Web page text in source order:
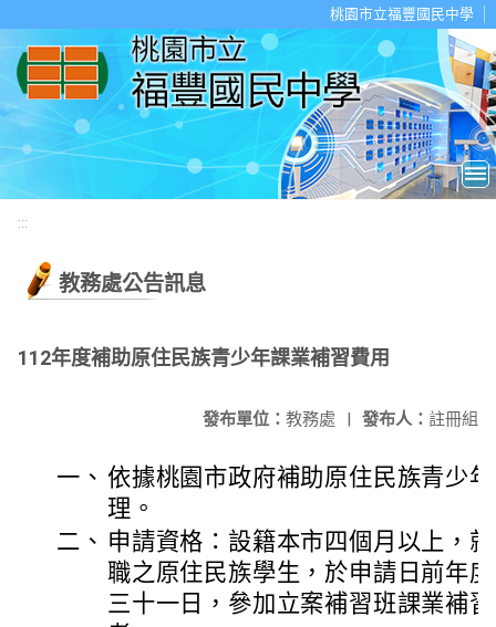
桃園市立福豐國民中學
:::
教務處公告訊息
112年度補助原住民族青少年課業補習費用
發布人： 註冊組
發布單位： 教務處 |
一、 依據桃園市政府補助原住民族青少
理。
二、 申請資格：設籍本市四個月以上，
職之原住民族學生，於申請日前年
三十一日，參加立案補習班課業補